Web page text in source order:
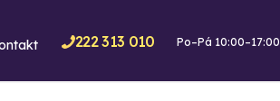
222 313 010 Po–Pá 10:00–17:00